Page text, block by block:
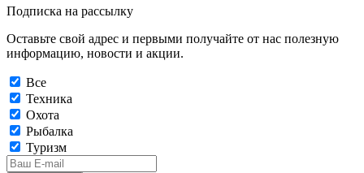
Подписка на рассылку
Оставьте свой адрес и первыми получайте от нас полезную
информацию, новости и акции.
Все
Техника
Охота
Рыбалка
Туризм